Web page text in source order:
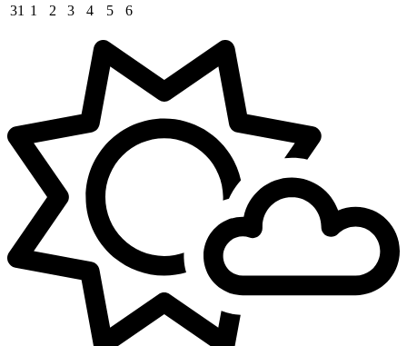
31 1 2 3 4 5 6